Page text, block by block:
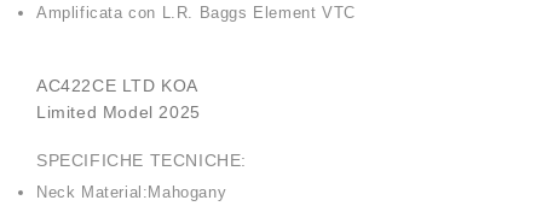
Amplificata con L.R. Baggs Element VTC
AC422CE LTD KOA
Limited Model 2025
SPECIFICHE TECNICHE:
Neck Material:Mahogany